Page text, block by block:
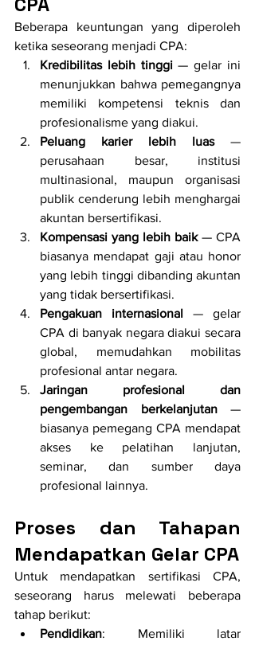
Beberapa keuntungan yang diperoleh
ketika seseorang menjadi CPA:
Kredibilitas lebih tinggi — gelar ini
menunjukkan bahwa pemegangnya
memiliki kompetensi teknis dan
profesionalisme yang diakui.
Peluang karier lebih luas —
perusahaan besar, institusi
multinasional, maupun organisasi
publik cenderung lebih menghargai
akuntan bersertifikasi.
Kompensasi yang lebih baik — CPA
biasanya mendapat gaji atau honor
yang lebih tinggi dibanding akuntan
yang tidak bersertifikasi.
Pengakuan internasional — gelar
CPA di banyak negara diakui secara
global, memudahkan mobilitas
profesional antar negara.
Jaringan profesional dan
pengembangan berkelanjutan —
biasanya pemegang CPA mendapat
akses ke pelatihan lanjutan,
seminar, dan sumber daya
profesional lainnya.
Proses dan Tahapan
Mendapatkan Gelar CPA
Untuk mendapatkan sertifikasi CPA,
seseorang harus melewati beberapa
tahap berikut:
Pendidikan: Memiliki latar